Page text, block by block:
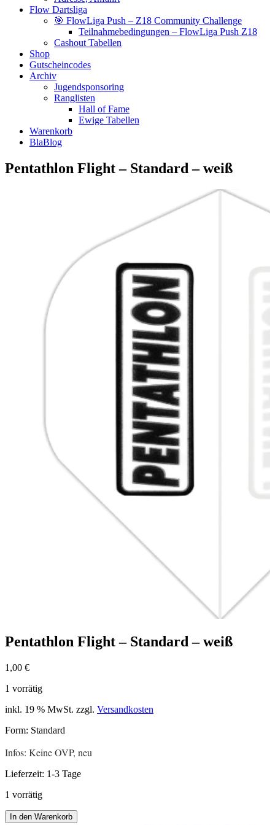
Flow Dartsliga
🎯 FlowLiga Push – Z18 Community Challenge
Teilnahmebedingungen – FlowLiga Push Z18
Cashout Tabellen
Shop
Gutscheincodes
Archiv
Jugendsponsoring
Ranglisten
Hall of Fame
Ewige Tabellen
Warenkorb
BlaBlog
Pentathlon Flight – Standard – weiß
Pentathlon Flight – Standard – weiß
1,00 €
1 vorrätig
inkl. 19 % MwSt. zzgl. Versandkosten
Form: Standard
Infos: Keine OVP, neu
Lieferzeit: 1-3 Tage
1 vorrätig
Pentathlon
In den Warenkorb